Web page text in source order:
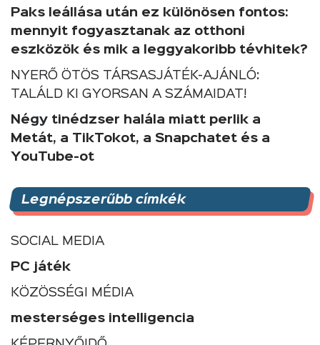
Paks leállása után ez különösen fontos:
mennyit fogyasztanak az otthoni
eszközök és mik a leggyakoribb tévhitek?
NYERŐ ÖTÖS TÁRSASJÁTÉK-AJÁNLÓ:
TALÁLD KI GYORSAN A SZÁMAIDAT!
Négy tinédzser halála miatt perlik a
Metát, a TikTokot, a Snapchatet és a
YouTube-ot
Legnépszerűbb címkék
SOCIAL MEDIA
PC játék
KÖZÖSSÉGI MÉDIA
mesterséges intelligencia